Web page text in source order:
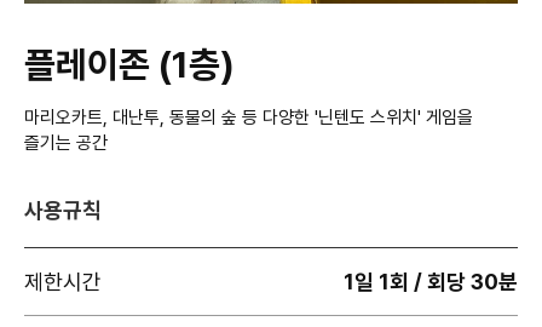
플레이존 (1층)
마리오카트, 대난투, 동물의 숲 등 다양한 '닌텐도 스위치' 게임을
즐기는 공간
사용규칙
제한시간 1일 1회 / 회당 30분